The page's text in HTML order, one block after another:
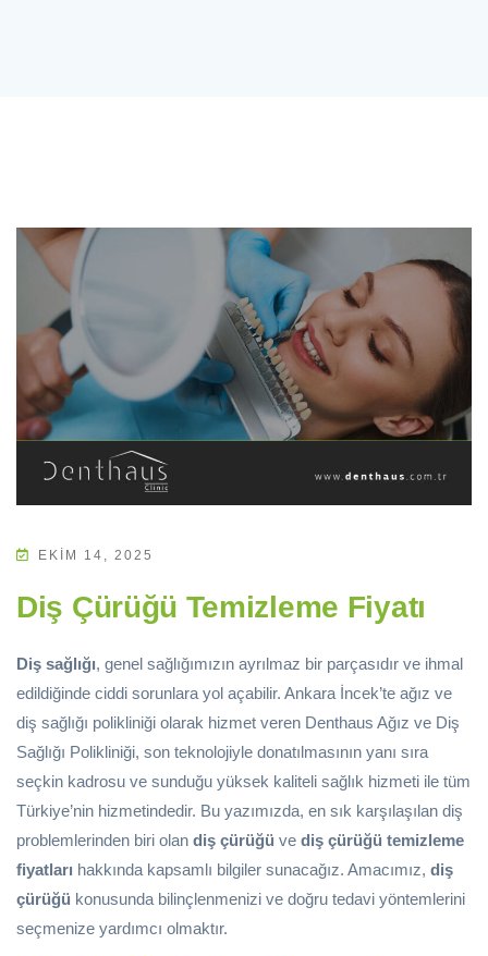
EKIM 14, 2025
Diş Çürüğü Temizleme Fiyatı
Diş sağlığı, genel sağlığımızın ayrılmaz bir parçasıdır ve ihmal
edildiğinde ciddi sorunlara yol açabilir. Ankara İncek’te ağız ve
diş sağlığı polikliniği olarak hizmet veren Denthaus Ağız ve Diş
Sağlığı Polikliniği, son teknolojiyle donatılmasının yanı sıra
seçkin kadrosu ve sunduğu yüksek kaliteli sağlık hizmeti ile tüm
Türkiye’nin hizmetindedir. Bu yazımızda, en sık karşılaşılan diş
problemlerinden biri olan diş çürüğü ve diş çürüğü temizleme
fiyatları hakkında kapsamlı bilgiler sunacağız. Amacımız, diş
çürüğü konusunda bilinçlenmenizi ve doğru tedavi yöntemlerini
seçmenize yardımcı olmaktır.